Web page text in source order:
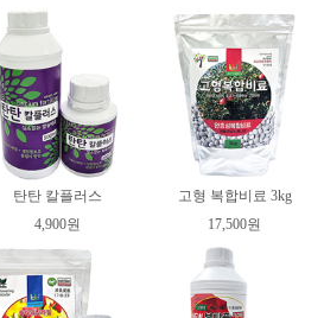
탄탄 칼플러스
4,900원
고형 복합비료 3kg
17,500원